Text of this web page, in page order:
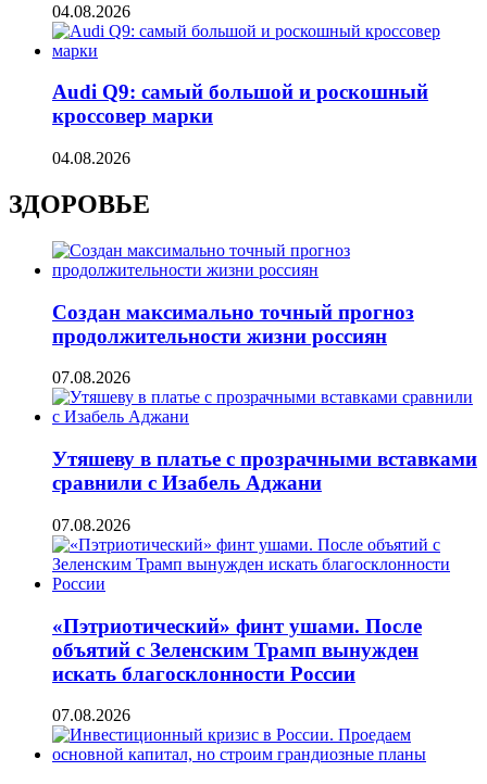
04.08.2026
Audi Q9: самый большой и роскошный
кроссовер марки
04.08.2026
ЗДОРОВЬЕ
Создан максимально точный прогноз
продолжительности жизни россиян
07.08.2026
Утяшеву в платье с прозрачными вставками
сравнили с Изабель Аджани
07.08.2026
«Пэтриотический» финт ушами. После
объятий с Зеленским Трамп вынужден
искать благосклонности России
07.08.2026